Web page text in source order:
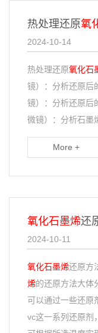
热处理还原氧
2024-10-14
热处理还原氧化石
镜）：分析还原后
镜）：分析还原后
微镜）：分析石墨
More +
氧化石墨烯还
2024-10-11
氧化石墨烯还原方
烯的还原方法大体
可以通过一些还原
vc这一系列还原剂